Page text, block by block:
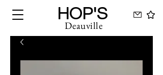
HOP'S
Deauville